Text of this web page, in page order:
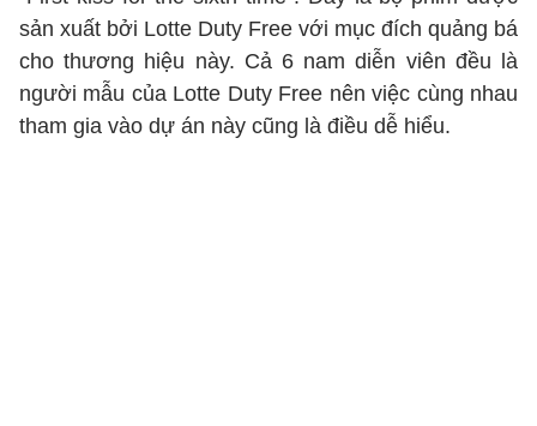
sản xuất bởi Lotte Duty Free với mục đích quảng bá
cho thương hiệu này. Cả 6 nam diễn viên đều là
người mẫu của Lotte Duty Free nên việc cùng nhau
tham gia vào dự án này cũng là điều dễ hiểu.